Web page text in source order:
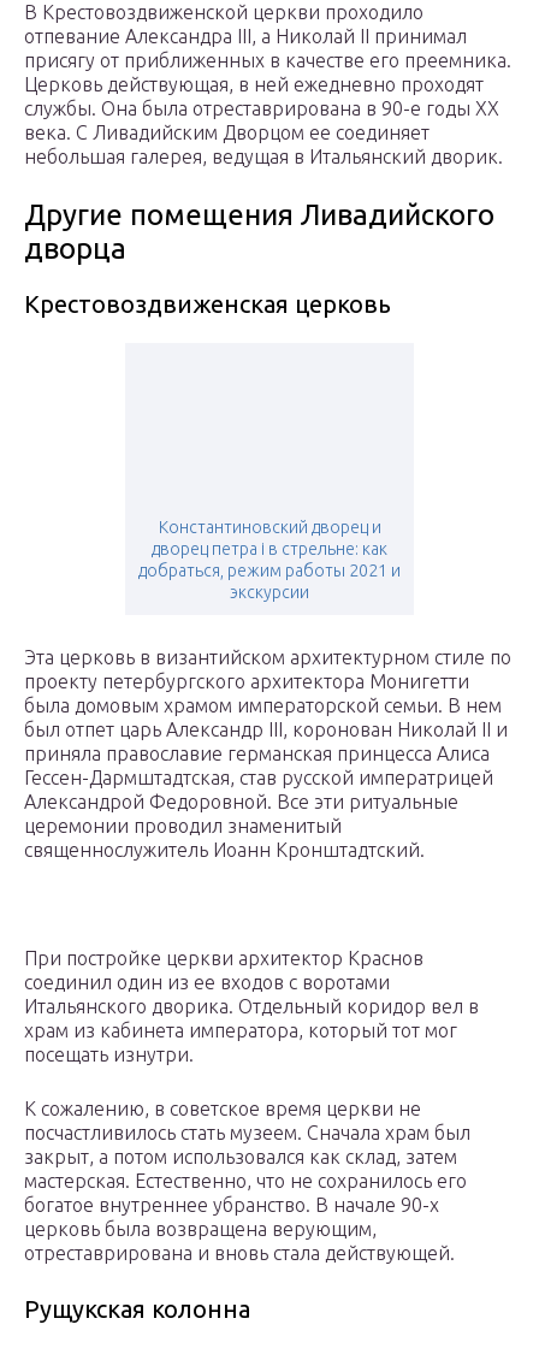
В Крестовоздвиженской церкви проходило
отпевание Александра III, а Николай II принимал
присягу от приближенных в качестве его преемника.
Церковь действующая, в ней ежедневно проходят
службы. Она была отреставрирована в 90-е годы XX
века. С Ливадийским Дворцом ее соединяет
небольшая галерея, ведущая в Итальянский дворик.
Другие помещения Ливадийского
дворца
Крестовоздвиженская церковь
Константиновский дворец и
дворец петра i в стрельне: как
добраться, режим работы 2021 и
экскурсии
Эта церковь в византийском архитектурном стиле по
проекту петербургского архитектора Монигетти
была домовым храмом императорской семьи. В нем
был отпет царь Александр III, коронован Николай II и
приняла православие германская принцесса Алиса
Гессен-Дармштадтская, став русской императрицей
Александрой Федоровной. Все эти ритуальные
церемонии проводил знаменитый
священнослужитель Иоанн Кронштадтский.
При постройке церкви архитектор Краснов
соединил один из ее входов с воротами
Итальянского дворика. Отдельный коридор вел в
храм из кабинета императора, который тот мог
посещать изнутри.
К сожалению, в советское время церкви не
посчастливилось стать музеем. Сначала храм был
закрыт, а потом использовался как склад, затем
мастерская. Естественно, что не сохранилось его
богатое внутреннее убранство. В начале 90-х
церковь была возвращена верующим,
отреставрирована и вновь стала действующей.
Рущукская колонна